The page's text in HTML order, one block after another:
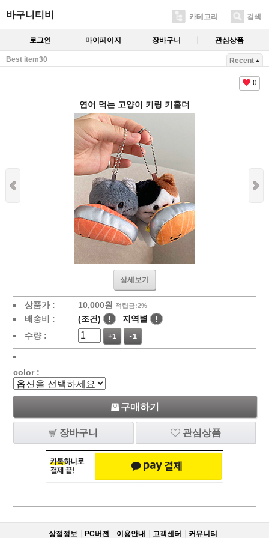
바구니티비 카테고리 검색
로그인 마이페이지 장바구니 관심상품
Best item30 Recent
0
연어 먹는 고양이 키링 키홀더
상세보기
상품가 : 10,000원 적립금:2%
배송비 : (조건) ! 지역별
!
수량 :
+1 -1
color :
구매하기
장바구니 관심상품
상점정보 PC버젼 이용안내 고객센터 커뮤니티